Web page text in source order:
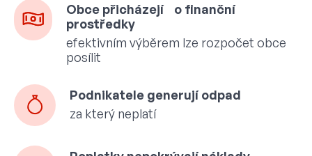
Obce přicházejí o finanční
prostředky
efektivním výběrem lze rozpočet obce
posílit
Podnikatele generují odpad
za který neplatí